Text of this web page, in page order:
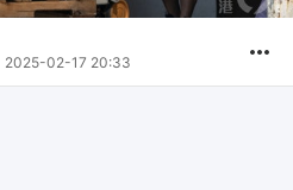
2025-02-17 20:33